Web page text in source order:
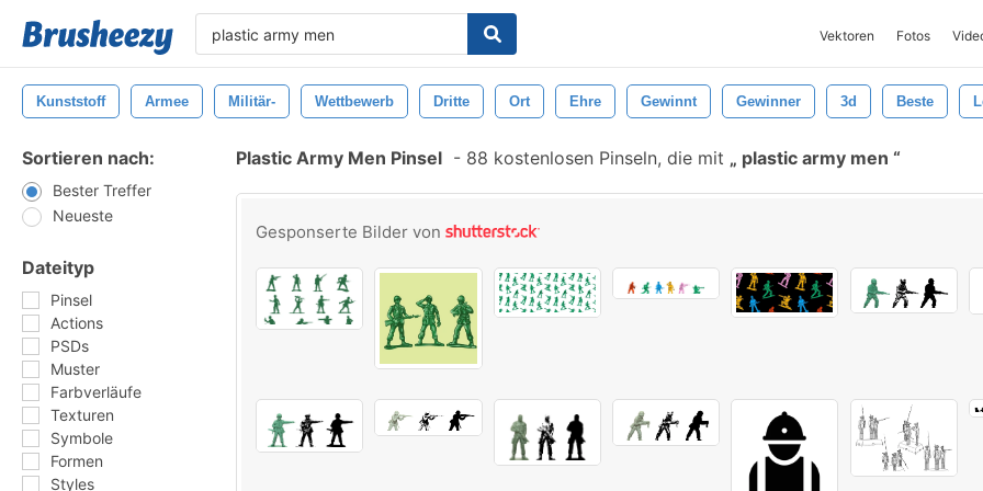
Vektoren Fotos
Kunststoff Armee Militär- Wettbewerb Dritte Ort Ehre Gewinnt Gewinner 3d Beste
Sortieren nach:
Bester Treffer
Neueste
Dateityp
Pinsel
Actions
PSDs
Muster
Farbverläufe
Texturen
Symbole
Formen
Styles
Plastic Army Men Pinsel - 88 kostenlosen Pinseln, die mit plastic army men
Gesponserte Bilder von